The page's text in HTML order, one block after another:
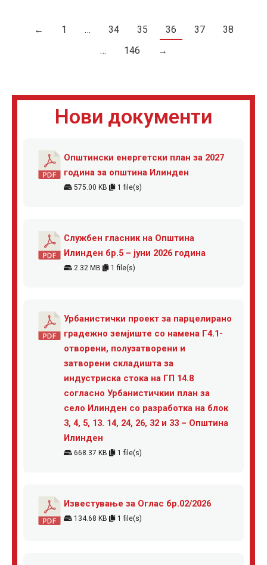
← 1 … 34 35 36 37
38
…
146 →
Нови документи
Општински енергетски план за 2027
година за општина Илинден
575.00 KB 1 file(s)
Службен гласник на Општина
Илинден бр.5 – јуни 2026 година
2.32 MB 1 file(s)
Урбанистички проект за парцелирано
градежно земјиште со намена Г4.1-
отворени, полузатворени и
затворени складишта за
индустриска стока на ГП 14.8
согласно Урбанистичкии план за
село Илинден со разработка на блок
3, 4, 5, 13. 14, 24, 26, 32 и 33 – Општина
Илинден
668.37 KB 1 file(s)
Известување за Оглас бр.02/2026
134.68 KB 1 file(s)